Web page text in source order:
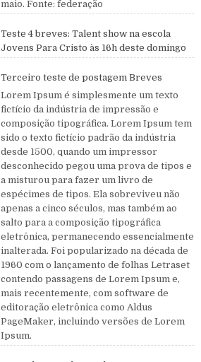
maio. Fonte: federação
Teste 4 breves: Talent show na escola
Jovens Para Cristo às 16h deste domingo
Terceiro teste de postagem Breves
Lorem Ipsum é simplesmente um texto
fictício da indústria de impressão e
composição tipográfica. Lorem Ipsum tem
sido o texto fictício padrão da indústria
desde 1500, quando um impressor
desconhecido pegou uma prova de tipos e
a misturou para fazer um livro de
espécimes de tipos. Ela sobreviveu não
apenas a cinco séculos, mas também ao
salto para a composição tipográfica
eletrônica, permanecendo essencialmente
inalterada. Foi popularizado na década de
1960 com o lançamento de folhas Letraset
contendo passagens de Lorem Ipsum e,
mais recentemente, com software de
editoração eletrônica como Aldus
PageMaker, incluindo versões de Lorem
Ipsum.